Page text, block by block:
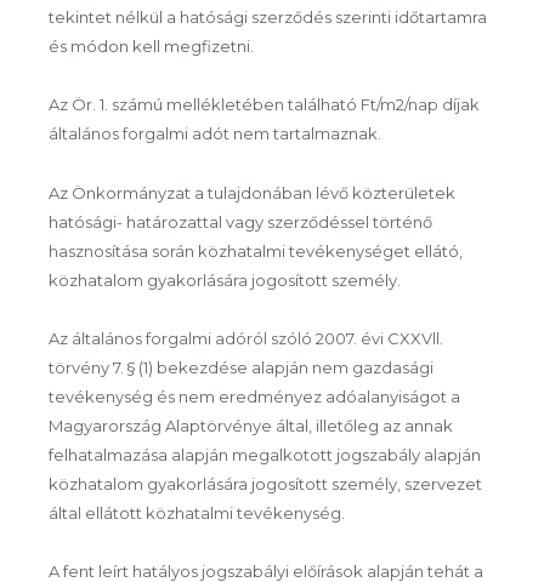
tekintet nélkül a hatósági szerződés szerinti időtartamra
és módon kell megfizetni.
Az Ör. 1. számú mellékletében található Ft/m2/nap díjak
általános forgalmi adót nem tartalmaznak.
Az Önkormányzat a tulajdonában lévő közterületek
hatósági- határozattal vagy szerződéssel történő
hasznosítása során közhatalmi tevékenységet ellátó,
közhatalom gyakorlására jogosított személy.
Az általános forgalmi adóról szóló 2007. évi CXXVll.
törvény 7. § (1) bekezdése alapján nem gazdasági
tevékenység és nem eredményez adóalanyiságot a
Magyarország Alaptörvénye által, illetőleg az annak
felhatalmazása alapján megalkotott jogszabály alapján
közhatalom gyakorlására jogosított személy, szervezet
által ellátott közhatalmi tevékenység.
A fent leírt hatályos jogszabályi előírások alapján tehát a